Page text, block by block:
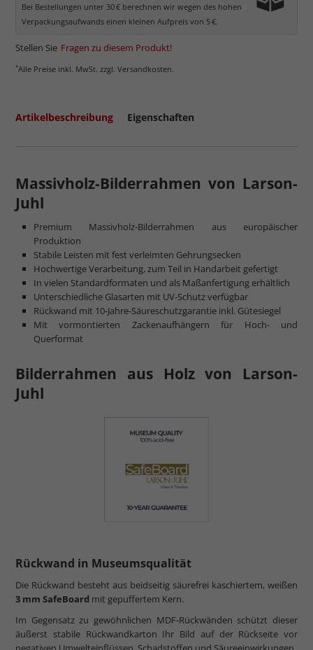
Bei Bestellungen unter 30 € berechnen wir wegen des hohen
Verpackungsaufwands einen kleinen Aufpreis von 5 €.
Stellen Sie Fragen zu diesem Produkt!
*Alle Preise inkl. MwSt. zzgl. Versandkosten.
Artikelbeschreibung Eigenschaften
Massivholz-Bilderrahmen von Larson-
Juhl
Premium Massivholz-Bilderrahmen aus europäischer
Produktion
Stabile Leisten mit fest verleimten Gehrungsecken
Hochwertige Verarbeitung, zum Teil in Handarbeit gefertigt
In vielen Standardformaten und als Maßanfertigung erhältlich
Unterschiedliche Glasarten mit UV-Schutz verfügbar
Rückwand mit 10-Jahre-Säureschutzgarantie inkl. Gütesiegel
Mit vormontierten Zackenaufhängern für Hoch- und
Querformat
Bilderrahmen aus Holz von Larson-
Juhl
Rückwand in Museumsqualität
Die Rückwand besteht aus beidseitig säurefrei kaschiertem, weißen
3 mm SafeBoard mit gepuffertem Kern.
Im Gegensatz zu gewöhnlichen MDF-Rückwänden schützt dieser
äußerst stabile Rückwandkarton Ihr Bild auf der Rückseite vor